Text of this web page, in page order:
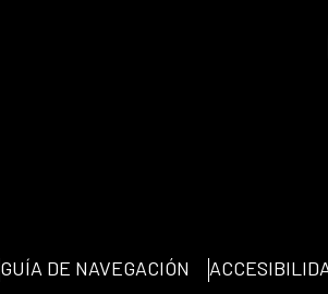
GUÍA DE NAVEGACIÓN